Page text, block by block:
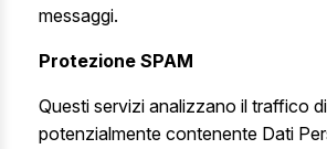
messaggi.
Protezione SPAM
Questi servizi analizzano il traffico
potenzialmente contenente Dati